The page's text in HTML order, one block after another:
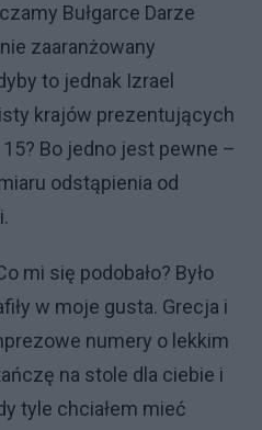
Bułgarce Darze
zaaranżowany
to jednak Izrael
krajów prezentujących
Bo jedno jest pewne –
odstąpienia od
Było
w moje gusta. Grecja i
numery o lekkim
na stole dla ciebie i
tyle chciałem mieć